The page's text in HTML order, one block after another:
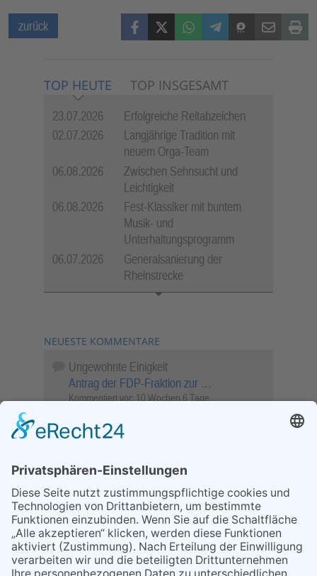
zurück FacebookX (Twitter)WhatsAppTelegramThreemaMail Print
TOP HEUTE TOP INSGESAMT
23.07.2026
Erfolgreiche Reitabzeichen
02.07.2026
Langjährige Tradition mit
neuem Orga-Team
06.08.2026
Zwischen Sehnsucht und
Leichtigkeit
06.08.2026
Fest-Klassiker mit buntem
Musik- und
Unterhaltungsprogramm
06.07.2026
Generalsanierung der
Rheinstrecke
NEUESTE KOMMENTARE
Ungewohnte Einigkeit
Antrag der FDP-Fraktion zur …
Kommentiert vor: 10 Wochen 6 Tage
Objekt …
Kommentiert vor: 26 Wochen 11 Stunden
Sperrung für Wassersportler schlägt hohe
Wellen
Sperrung der Stillgewässer
Kommentiert vor:1 Jahr 50 Wochen
Literarischer Rückblick
Alte Schule